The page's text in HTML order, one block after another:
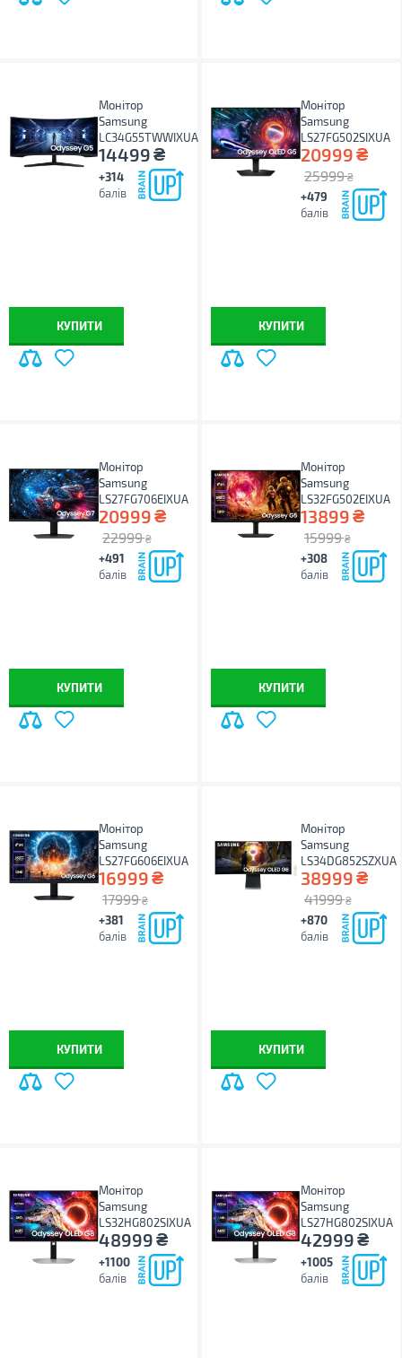
Монітор
Samsung
LC34G55TWWIXUA
14499₴
+314
балів
КУПИТИ
Монітор
Samsung
LS27FG502SIXUA
20999₴
25999 ₴
+479
балів
КУПИТИ
Монітор
Samsung
LS27FG706EIXUA
20999₴
22999 ₴
+491
балів
КУПИТИ
Монітор
Samsung
LS32FG502EIXUA
13899₴
15999 ₴
+308
балів
КУПИТИ
Монітор
Samsung
LS27FG606EIXUA
16999₴
17999 ₴
+381
балів
КУПИТИ
Монітор
Samsung
LS34DG852SZXUA
38999₴
41999 ₴
+870
балів
КУПИТИ
Монітор
Samsung
LS32HG802SIXUA
48999₴
+1100
балів
Монітор
Samsung
LS27HG802SIXUA
42999₴
+1005
балів